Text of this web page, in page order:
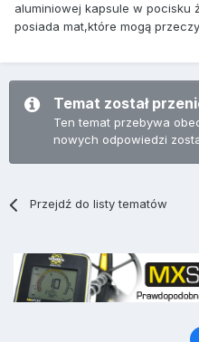
aluminiowej kapsule w pocisku
posiada mat,które mogą
Temat został
Ten temat przebywa
nowych odpowiedzi
Przejdź do listy tematów